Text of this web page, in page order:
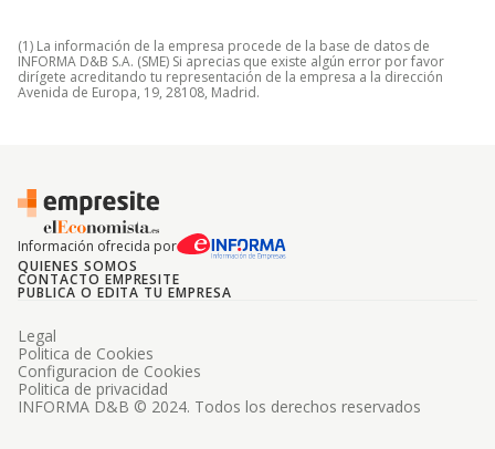
(1) La información de la empresa procede de la base de datos de
INFORMA D&B S.A. (SME) Si aprecias que existe algún error por favor
dirígete acreditando tu representación de la empresa a la dirección
Avenida de Europa, 19, 28108, Madrid.
Información ofrecida por
QUIENES SOMOS
CONTACTO EMPRESITE
PUBLICA O EDITA TU EMPRESA
INFORMA D&B © 2024. Todos los derechos reservados
Legal
Politica de Cookies
Configuracion de Cookies
Politica de privacidad